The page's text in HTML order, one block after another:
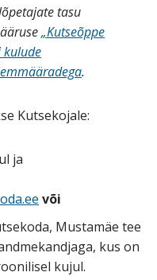
tasu
„Kutseõppe
kulude
.
Kutsekojale:
ja
või
Mustamäe tee
kus on
kujul.